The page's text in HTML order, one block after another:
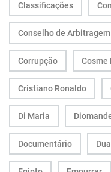
Classificações
Conselho de Arbitragem
Corrupção Cosme
Cristiano Ronaldo
Di Maria
Documentário